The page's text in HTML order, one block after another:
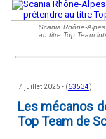
Scania Rhône-
au titre Top Team
7 juillet 2025 - (63534)
Les mécanos
Top Team de